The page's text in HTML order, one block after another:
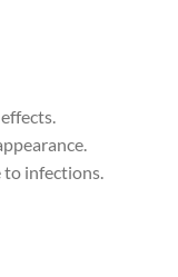
infections.